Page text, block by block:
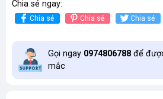
Chia sẻ ngay:
Chia sẻ Chia sẻ Chia sẻ
Gọi ngay 0974806788 để
mắc